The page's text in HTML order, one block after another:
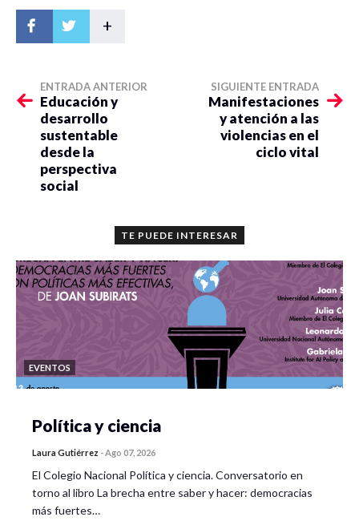
+
ENTRADA ANTERIOR
Educación y
desarrollo
sustentable
desde la
perspectiva
social
SIGUIENTE ENTRADA
Manifestaciones
y atención a las
violencias en el
ciclo vital
TE PUEDE INTERESAR
EVENTOS
Política y ciencia
Laura Gutiérrez -Ago 07, 2026
El Colegio Nacional Política y ciencia. Conversatorio en
torno al libro La brecha entre saber y hacer: democracias
más fuertes…